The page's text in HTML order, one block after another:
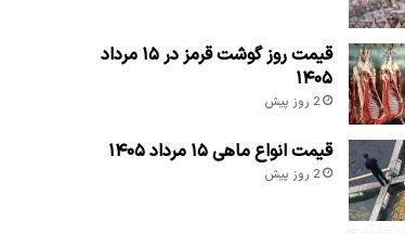
قیمت روز گوشت قرمز در ۱۵ مرداد
۱۴۰۵
2 روز پیش
قیمت انواع ماهی ۱۵ مرداد ۱۴۰۵
2 روز پیش